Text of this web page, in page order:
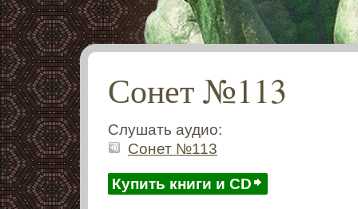
Сонет №113
Слушать аудио:
Сонет №113
Купить книги и CD